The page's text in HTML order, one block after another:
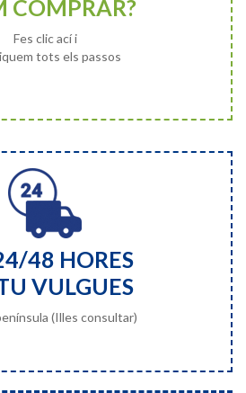
COMPRAR?
Fes clic ací i
tots els passos
48 HORES
VULGUES
(Illes consultar)